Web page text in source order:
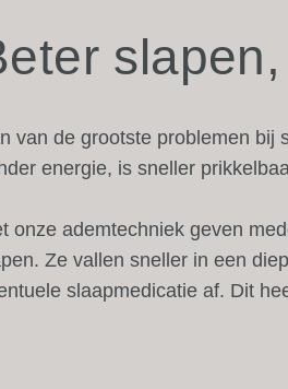
van de grootste problemen bij
energie, is sneller
onze ademtechniek geven
Ze vallen sneller in een
slaapmedicatie af. Dit